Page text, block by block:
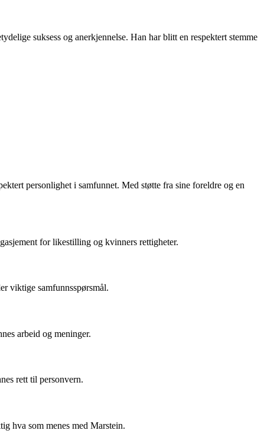
suksess og anerkjennelse. Han har blitt en respektert stemme
personlighet i samfunnet. Med støtte fra sine foreldre og en
for likestilling og kvinners rettigheter.
viktige samfunnsspørsmål.
arbeid og meninger.
rett til personvern.
hva som menes med Marstein.